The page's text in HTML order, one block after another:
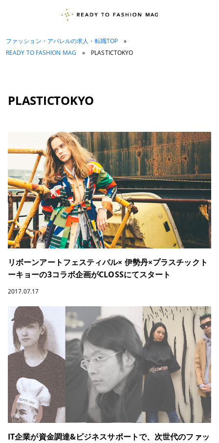
ファッション・アパレルの求人・転職TOP
»
READY TO FASHION MAG
» PLASTICTOKYO
PLASTICTOKYO
リボーンアートフェスティバル× 伊勢丹×プラスチックト
ーキョーの3コラボ企画がCLOSSにてスタート
2017.07.17
IT企業が資金調達&ビジネスサポートで、次世代のファッ